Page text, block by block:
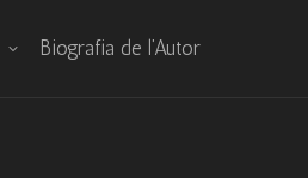
Biografia de l’Autor